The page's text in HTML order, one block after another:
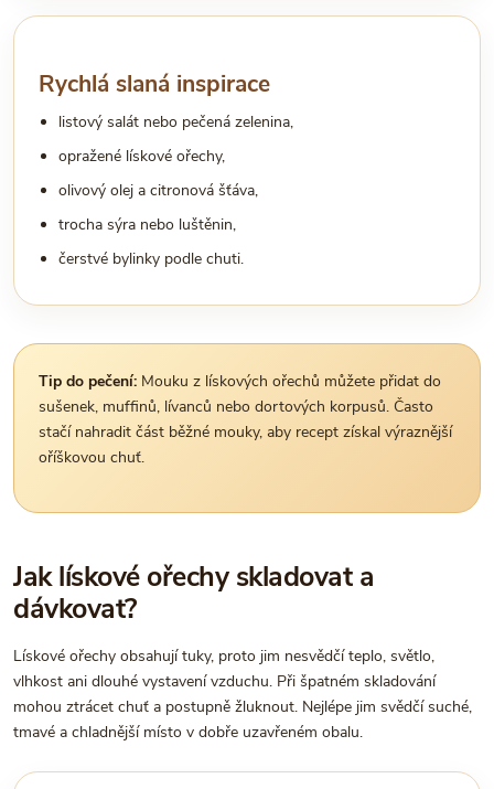
Rychlá slaná inspirace
listový salát nebo pečená zelenina,
opražené lískové ořechy,
olivový olej a citronová šťáva,
trocha sýra nebo luštěnin,
čerstvé bylinky podle chuti.
Tip do pečení: Mouku z lískových ořechů můžete přidat do
sušenek, muffinů, lívanců nebo dortových korpusů. Často
stačí nahradit část běžné mouky, aby recept získal výraznější
oříškovou chuť.
Jak lískové ořechy skladovat a
dávkovat?
Lískové ořechy obsahují tuky, proto jim nesvědčí teplo, světlo,
vlhkost ani dlouhé vystavení vzduchu. Při špatném skladování
mohou ztrácet chuť a postupně žluknout. Nejlépe jim svědčí suché,
tmavé a chladnější místo v dobře uzavřeném obalu.